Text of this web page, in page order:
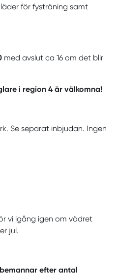
för fysträning samt
med avslut ca 16 om det blir
i region 4 är välkomna!
Se separat inbjudan. Ingen
vi igång igen om vädret
jul.
efter antal